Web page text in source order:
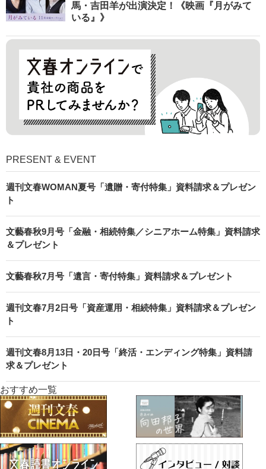
馬・吉田羊が出演決定！《映画『月がみて
いる』》
PRESENT & EVENT
週刊文春WOMAN夏号「遺贈・寄付特集」資料請求＆プレゼン
ト
文藝春秋9月号「金融・相続特集／シニアホーム特集」資料請求
＆プレゼント
文藝春秋7月号「遺言・寄付特集」資料請求＆プレゼント
週刊文春7月2日号「資産運用・相続特集」資料請求＆プレゼン
ト
週刊文春8月13日・20日号「終活・エンディング特集」資料請
求＆プレゼント
おすすめ一覧